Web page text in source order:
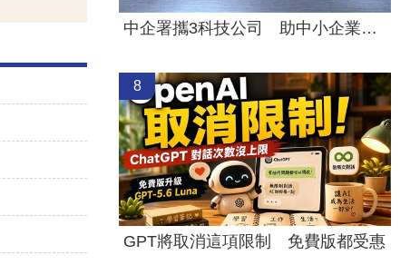
中企署攜3科技公司 助中小企業數位轉型
8
GPT將取消這項限制 免費版都受惠